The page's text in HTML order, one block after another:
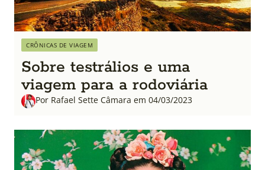
CRÔNICAS DE VIAGEM
Sobre testrálios e uma
viagem para a rodoviária
Por Rafael Sette Câmara em 04/03/2023